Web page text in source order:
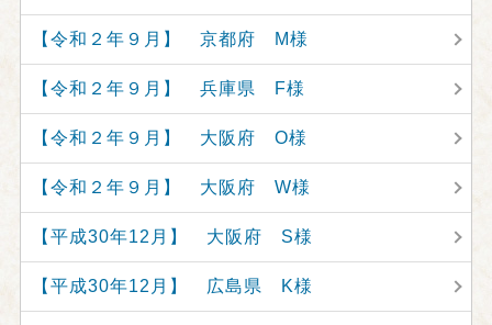
【令和２年９月】 京都府 M様
【令和２年９月】 兵庫県 F様
【令和２年９月】 大阪府 O様
【令和２年９月】 大阪府 W様
【平成30年12月】 大阪府 S様
【平成30年12月】 広島県 K様